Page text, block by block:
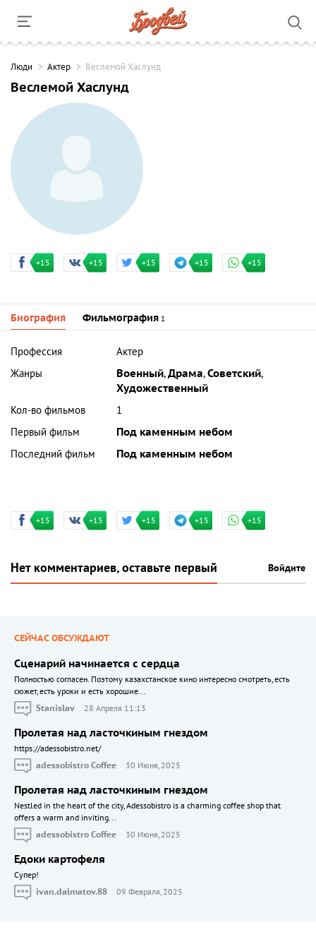
Люди Актер Веслемой Хаслунд
Веслемой Хаслунд
+15 +15 +15 +15 +15
Биография Фильмография 1
Профессия
Актер
Жанры
Военный,Драма,Советский,
Художественный
Кол-во фильмов
1
Первый фильм
Под каменным небом
Последний фильм
Под каменным небом
+15 +15 +15 +15 +15
Нет комментариев, оставьте первый Войдите
СЕЙЧАС ОБСУЖДАЮТ
Сценарий начинается с сердца
Полностью согласен. Поэтому казахстанское кино интересно смотреть, есть
сюжет, есть уроки и есть хорошие...
Stanislav
28 Апреля 11:13
Пролетая над ласточкиным гнездом
https://adessobistro.net/
adessobistro Coffee
30 Июня, 2025
Пролетая над ласточкиным гнездом
Nestled in the heart of the city, Adessobistro is a charming coffee shop that
offers a warm and inviting...
adessobistro Coffee
30 Июня, 2025
Едоки картофеля
Cупер!
ivan.dalmatov.88
09 Февраля, 2025